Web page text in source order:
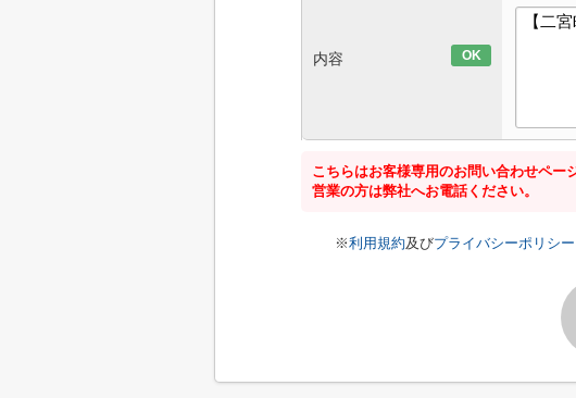
内容 OK
こちらはお客様専用のお問い合わせペー
営業の方は弊社へお電話ください。
※利用規約及びプライバシーポリシー